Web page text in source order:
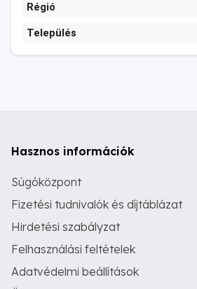
Régió
Település
Hasznos információk
Súgóközpont
Fizetési tudnivalók és díjtáblázat
Hirdetési szabályzat
Felhasználási feltételek
Adatvédelmi beállítások